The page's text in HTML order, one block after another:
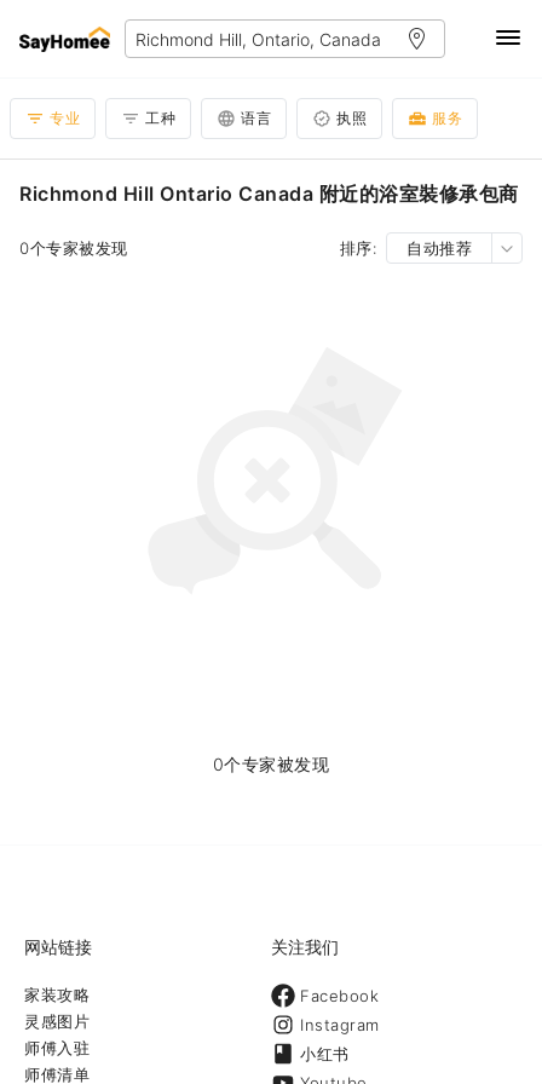
专业 工种 语言 执照 服务
Richmond Hill Ontario Canada 附近的浴室裝修承包商
0个专家被发现 排序: 自动推荐
0个专家被发现
网站链接
家装攻略
灵感图片
师傅入驻
师傅清单
关注我们
Facebook
Instagram
小红书